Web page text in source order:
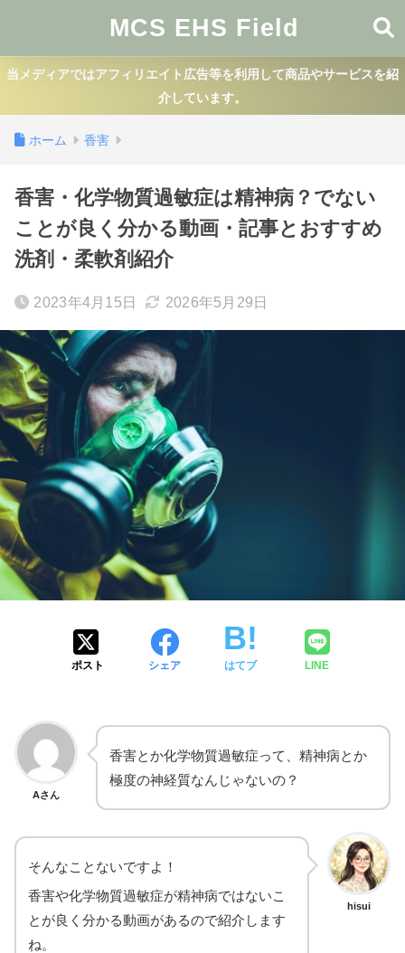
MCS EHS Field
当メディアではアフィリエイト広告等を利用して商品やサービスを紹
介しています。
ホーム 香害
香害・化学物質過敏症は精神病？でない
ことが良く分かる動画・記事とおすすめ
洗剤・柔軟剤紹介
2023年4月15日 2026年5月29日
ポスト シェア はてブ LINE
Aさん
香害とか化学物質過敏症って、精神病とか
極度の神経質なんじゃないの？
hisui
そんなことないですよ！
香害や化学物質過敏症が精神病ではないこ
とが良く分かる動画があるので紹介します
ね。